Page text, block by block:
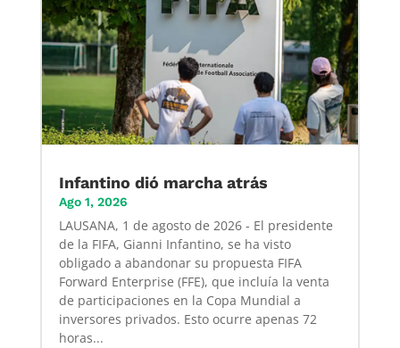
Infantino dió marcha atrás
Ago 1, 2026
LAUSANA, 1 de agosto de 2026 - El presidente
de la FIFA, Gianni Infantino, se ha visto
obligado a abandonar su propuesta FIFA
Forward Enterprise (FFE), que incluía la venta
de participaciones en la Copa Mundial a
inversores privados. Esto ocurre apenas 72
horas...